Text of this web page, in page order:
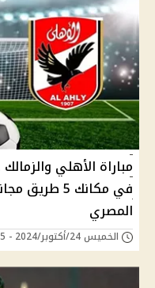
مباراة الأهلي
في مكانك 5
المصري
الخميس 24/أكتوبر/2024 - 04:55 م